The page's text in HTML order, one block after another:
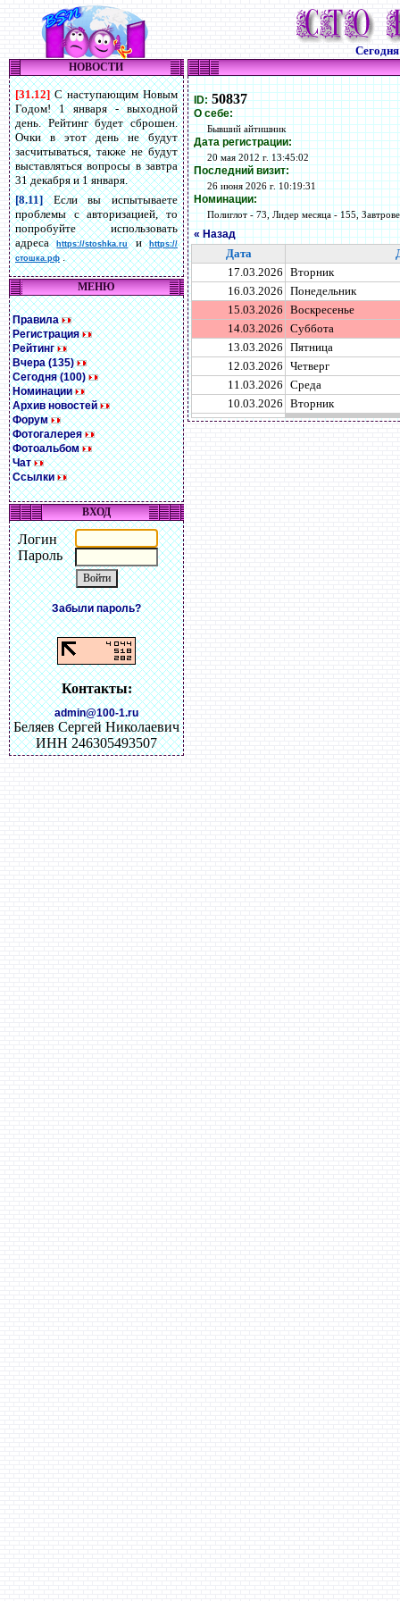
НОВОСТИ
[31.12]С наступающим Новым
Годом! 1 января - выходной
день. Рейтинг будет сброшен.
Очки в этот день не будут
засчитываться, также не будут
выставляться вопросы в завтра
31 декабря и 1 января.
[8.11]Если вы испытываете
проблемы с авторизацией, то
попробуйте использовать
адресаhttps://stoshka.ruиhttps://
стошка.рф.
МЕНЮ
Правила
Регистрация
Рейтинг
Вчера (135)
Сегодня (100)
Номинации
Архив новостей
Форум
Фотогалерея
Фотоальбом
Чат
Ссылки
ВХОД
Логин
Пароль
Забыли пароль?
Контакты:
admin@100-1.ru
Беляев Сергей Николаевич
ИНН 246305493507
ID: 50837
О себе:
Бывший айтишник
Дата регистрации:
20 мая 2012 г. 13:45:02
Последний визит:
26 июня 2026 г. 10:19:31
Номинации:
Полиглот - 73, Лидер месяца - 155,
« Назад
Дата
17.03.2026 Вторник
16.03.2026 Понедельник
15.03.2026 Воскресенье
14.03.2026 Суббота
13.03.2026 Пятница
12.03.2026 Четверг
11.03.2026 Среда
10.03.2026 Вторник